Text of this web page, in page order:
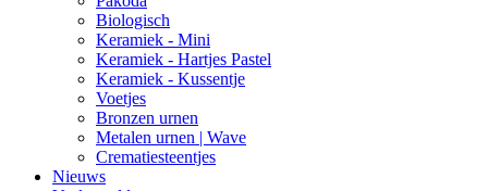
Biologisch
Keramiek - Mini
Keramiek - Hartjes Pastel
Keramiek - Kussentje
Voetjes
Bronzen urnen
Metalen urnen | Wave
Crematiesteentjes
Nieuws